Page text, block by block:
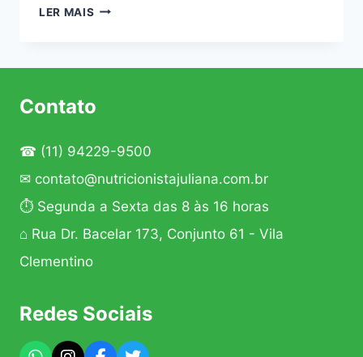
LER MAIS DIETA
Contato
☎ (11) 94229-9500
✉ contato@nutricionistajuliana.com.br
⏱ Segunda a Sexta das 8 às 16 horas
⌂ Rua Dr. Bacelar 173, Conjunto 61 - Vila
Clementino
Redes Sociais